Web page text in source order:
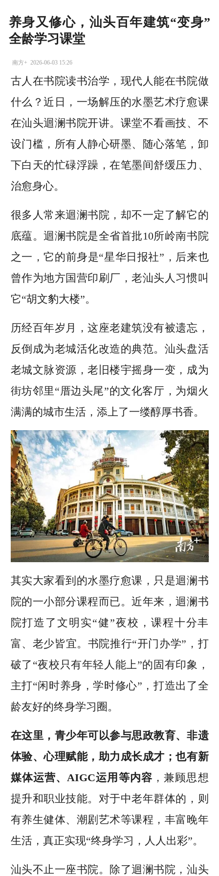
养身又修心，汕头百年建筑“变身”
全龄学习课堂
南方+ 2026-06-03 15:26
古人在书院读书治学，现代人能在书院做
什么？近日，一场解压的水墨艺术疗愈课
在汕头迴澜书院开讲。课堂不看画技、不
设门槛，所有人静心研墨、随心落笔，卸
下白天的忙碌浮躁，在笔墨间舒缓压力、
治愈身心。
很多人常来迴澜书院，却不一定了解它的
底蕴。迴澜书院是全省首批10所岭南书院
之一，它的前身是“星华日报社”，后来也
曾作为地方国营印刷厂，老汕头人习惯叫
它“胡文豹大楼”。
历经百年岁月，这座老建筑没有被遗忘，
反倒成为老城活化改造的典范。汕头盘活
老城文脉资源，老旧楼宇摇身一变，成为
街坊邻里“厝边头尾”的文化客厅，为烟火
满满的城市生活，添上了一缕醇厚书香。
其实大家看到的水墨疗愈课，只是迴澜书
院的一小部分课程而已。近年来，迴澜书
院打造了文明实“健”夜校，课程十分丰
富、老少皆宜。书院推行“开门办学”，打
破了“夜校只有年轻人能上”的固有印象，
主打“闲时养身，学时修心”，打造出了全
龄友好的终身学习圈。
在这里，青少年可以参与思政教育、非遗
体验、心理赋能，助力成长成才；也有新
媒体运营、AIGC运用等内容，兼顾思想
提升和职业技能。对于中老年群体的，则
有养生健体、潮剧艺术等课程，丰富晚年
生活，真正实现“终身学习，人人出彩”。
汕头不止一座书院。除了迴澜书院，汕头